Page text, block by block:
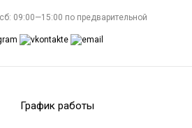
09:00—15:00 по предварительной
График работы